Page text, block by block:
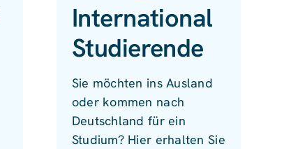
International
Studierende
Sie möchten ins Ausland
oder kommen nach
Deutschland für ein
Studium? Hier erhalten Sie